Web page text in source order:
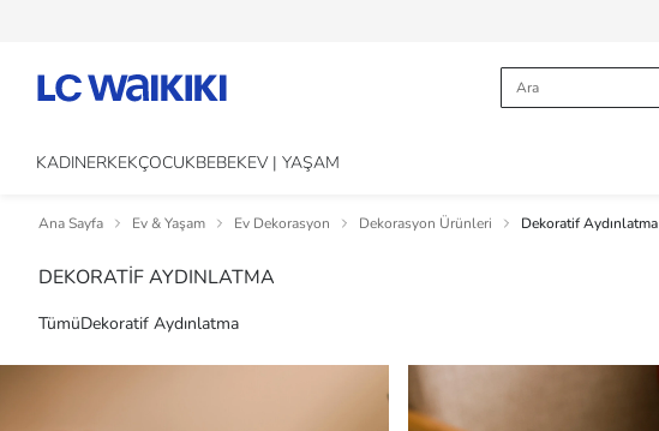
KADINERKEKÇOCUKBEBEKEV | YAŞAM
Ana Sayfa Ev & Yaşam Ev Dekorasyon Dekorasyon Ürünleri Dekoratif Aydınlatma
DEKORATİF AYDINLATMA
TümüDekoratif Aydınlatma